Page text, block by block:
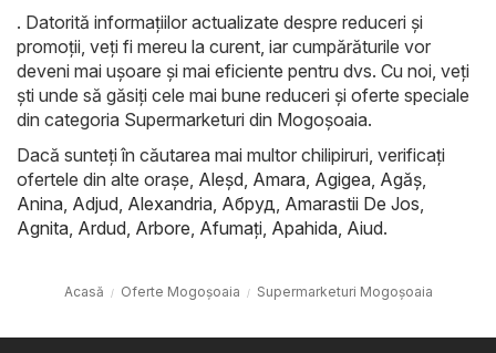
. Datorită informațiilor actualizate despre reduceri și
promoții, veți fi mereu la curent, iar cumpărăturile vor
deveni mai ușoare și mai eficiente pentru dvs. Cu noi, veți
ști unde să găsiți cele mai bune reduceri și oferte speciale
din categoria Supermarketuri din Mogoşoaia.
Dacă sunteți în căutarea mai multor chilipiruri, verificați
ofertele din alte orașe, Aleşd, Amara, Agigea, Agăş,
Anina, Adjud, Alexandria, Абруд, Amarastii De Jos,
Agnita, Ardud, Arbore, Afumaţi, Apahida, Aiud.
Acasă Oferte Mogoşoaia Supermarketuri Mogoşoaia